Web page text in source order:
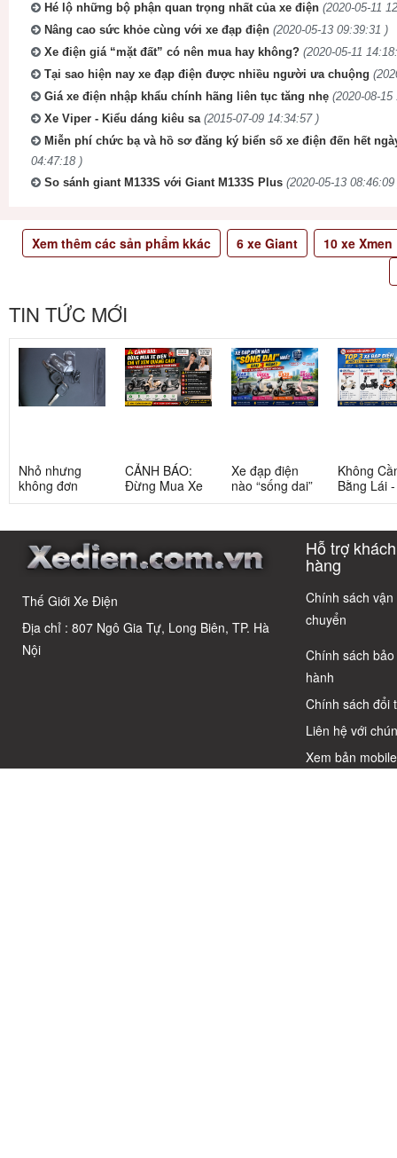
Hé lộ những bộ phận quan trọng nhất của xe điện (2020-05-11
Nâng cao sức khỏe cùng với xe đạp điện (2020-05-13 09:39:31 )
Xe điện giá “mặt đất” có nên mua hay không? (2020-05-11
Tại sao hiện nay xe đạp điện được nhiều người ưa chuộng
Giá xe điện nhập khẩu chính hãng liên tục tăng nhẹ (2020-08-15
Xe Viper - Kiểu dáng kiêu sa (2015-07-09 14:34:57 )
Miễn phí chức bạ và hồ sơ đăng ký biển số xe điện đến hết
04:47:18 )
So sánh giant M133S với Giant M133S Plus (2020-05-13 08:46:09
Xem thêm các sản phẩm kkác 6xe Giant 10xe Xmen
TIN TỨC MỚI
Nhỏ nhưng
không đơn
giản: Sự thật
học sinh cấp 2
CẢNH BÁO:
Đừng Mua Xe
Điện Chỉ Vì
Cáo! 5 Bẫy
Quyết Chọn Xe
Chuẩn Chỉnh
Xe đạp điện
nào “sống dai”
nhất sau 5
có câu trả lời
Không
Bằng Lái
3 Xe Đạp
Cho Học
Thế Giới Xe Điện
Địa chỉ : 807 Ngô Gia Tự, Long Biên, TP. Hà
Nội
Hỗ trợ khách
hàng
Chính sách vận
chuyển
Chính sách bảo
hành
Chính sách đổi
Liên hệ với
Xem bản